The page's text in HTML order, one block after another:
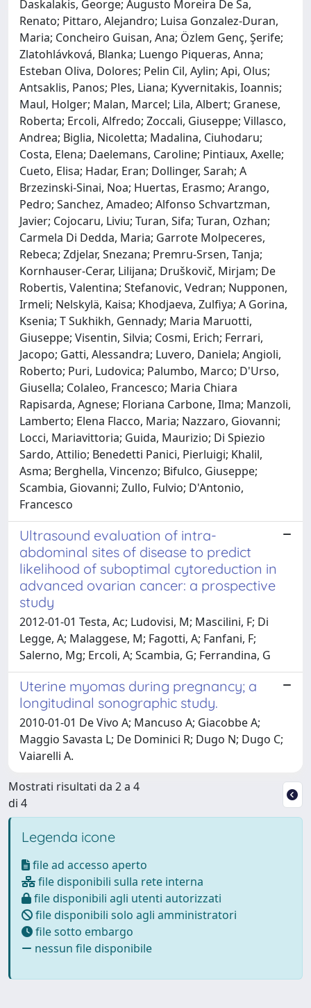
Daskalakis, George; Augusto Moreira De Sa,
Renato; Pittaro, Alejandro; Luisa Gonzalez-Duran,
Maria; Concheiro Guisan, Ana; Özlem Genç, Şerife;
Zlatohlávková, Blanka; Luengo Piqueras, Anna;
Esteban Oliva, Dolores; Pelin Cil, Aylin; Api, Olus;
Antsaklis, Panos; Ples, Liana; Kyvernitakis, Ioannis;
Maul, Holger; Malan, Marcel; Lila, Albert; Granese,
Roberta; Ercoli, Alfredo; Zoccali, Giuseppe; Villasco,
Andrea; Biglia, Nicoletta; Madalina, Ciuhodaru;
Costa, Elena; Daelemans, Caroline; Pintiaux, Axelle;
Cueto, Elisa; Hadar, Eran; Dollinger, Sarah; A
Brzezinski-Sinai, Noa; Huertas, Erasmo; Arango,
Pedro; Sanchez, Amadeo; Alfonso Schvartzman,
Javier; Cojocaru, Liviu; Turan, Sifa; Turan, Ozhan;
Carmela Di Dedda, Maria; Garrote Molpeceres,
Rebeca; Zdjelar, Snezana; Premru-Srsen, Tanja;
Kornhauser-Cerar, Lilijana; Druškovič, Mirjam; De
Robertis, Valentina; Stefanovic, Vedran; Nupponen,
Irmeli; Nelskylä, Kaisa; Khodjaeva, Zulfiya; A Gorina,
Ksenia; T Sukhikh, Gennady; Maria Maruotti,
Giuseppe; Visentin, Silvia; Cosmi, Erich; Ferrari,
Jacopo; Gatti, Alessandra; Luvero, Daniela; Angioli,
Roberto; Puri, Ludovica; Palumbo, Marco; D'Urso,
Giusella; Colaleo, Francesco; Maria Chiara
Rapisarda, Agnese; Floriana Carbone, Ilma; Manzoli,
Lamberto; Elena Flacco, Maria; Nazzaro, Giovanni;
Locci, Mariavittoria; Guida, Maurizio; Di Spiezio
Sardo, Attilio; Benedetti Panici, Pierluigi; Khalil,
Asma; Berghella, Vincenzo; Bifulco, Giuseppe;
Scambia, Giovanni; Zullo, Fulvio; D'Antonio,
Francesco
Ultrasound evaluation of intra-
abdominal sites of disease to predict
likelihood of suboptimal cytoreduction in
advanced ovarian cancer: a prospective
study
2012-01-01 Testa, Ac; Ludovisi, M; Mascilini, F; Di
Legge, A; Malaggese, M; Fagotti, A; Fanfani, F;
Salerno, Mg; Ercoli, A; Scambia, G; Ferrandina, G
Uterine myomas during pregnancy; a
longitudinal sonographic study.
2010-01-01 De Vivo A; Mancuso A; Giacobbe A;
Maggio Savasta L; De Dominici R; Dugo N; Dugo C;
Vaiarelli A.
Mostrati risultati da 2 a 4
di 4
Legenda icone
file ad accesso aperto
file disponibili sulla rete interna
file disponibili agli utenti autorizzati
file disponibili solo agli amministratori
file sotto embargo
nessun file disponibile